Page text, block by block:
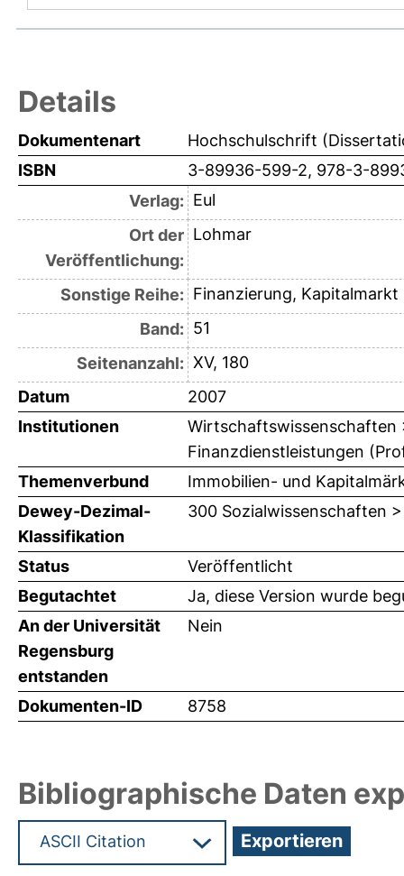
Details
Dokumentenart
Hochschulschrift
ISBN
3-89936-599-2, 978-3-
Verlag: Eul
Ort der
Veröffentlichung:
Lohmar
Sonstige Reihe: Finanzierung, Kapitalmarkt
Band: 51
Seitenanzahl: XV, 180
Datum
2007
Institutionen
Finanzdienstleistungen
Themenverbund
Immobilien- und
Dewey-Dezimal-
Klassifikation
300 Sozialwissenschaften
Status
Veröffentlicht
Begutachtet
Ja, diese Version wurde
An der Universität
Regensburg
entstanden
Nein
Dokumenten-ID 8758
Bibliographische Daten